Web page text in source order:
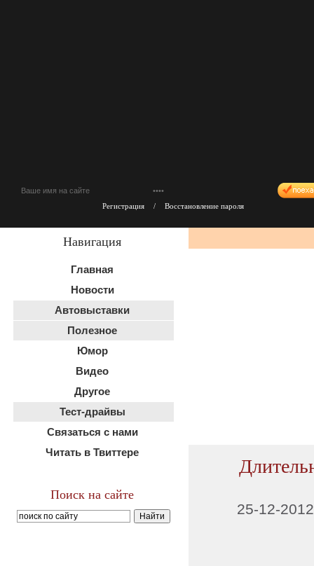
Регистрация / Восстановление пароля
Навигация
Главная
Новости
Автовыставки
Полезное
Юмор
Видео
Другое
Тест-драйвы
Связаться с нами
Читать в Твиттере
Поиск на сайте
25-12-